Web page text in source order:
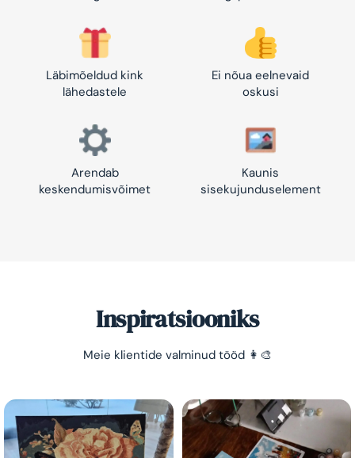
Läbimõeldud kink
lähedastele
Ei nõua eelnevaid
oskusi
Arendab
keskendumisvõimet
Kaunis
sisekujunduselement
Inspiratsiooniks
Meie klientide valminud tööd 👩‍🎨